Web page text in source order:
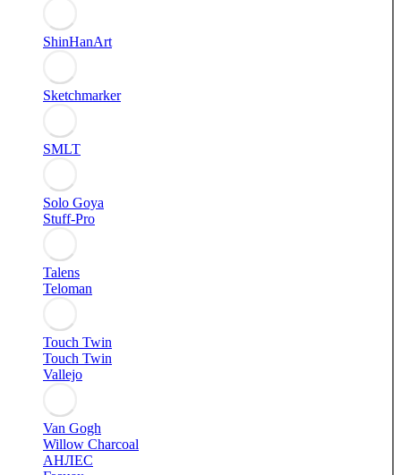
ShinHanArt
Sketchmarker
SMLT
Solo Goya
Stuff-Pro
Talens
Teloman
Touch Twin
Touch Twin
Vallejo
Van Gogh
Willow Charcoal
АНЛЕС